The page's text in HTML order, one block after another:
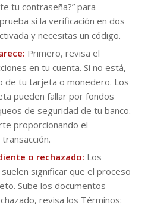
tu contraseña?” para
si la verificación en dos
y necesitas un código.
Primero, revisa el
en tu cuenta. Si no está,
de tu tarjeta o monedero. Los
pueden fallar por fondos
de seguridad de tu banco.
proporcionando el
o rechazado: Los
significar que el proceso
Sube los documentos
revisa los Términos: